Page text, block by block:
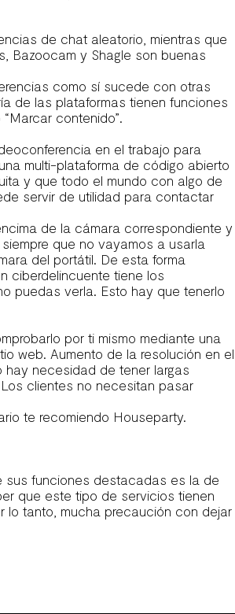
de chat aleatorio, mientras que
Bazoocam y Shagle son buenas
como sí sucede con otras
de las plataformas tienen funciones
contenido”.
en el trabajo para
multi-plataforma de código abierto
y que todo el mundo con algo de
servir de utilidad para contactar
de la cámara correspondiente y
que no vayamos a usarla
del portátil. De esta forma
ciberdelincuente tiene los
puedas verla. Esto hay que tenerlo
por ti mismo mediante una
web. Aumento de la resolución en el
hay necesidad de tener largas
clientes no necesitan pasar
te recomiendo Houseparty.
sus funciones destacadas es la de
que este tipo de servicios tienen
lo tanto, mucha precaución con dejar